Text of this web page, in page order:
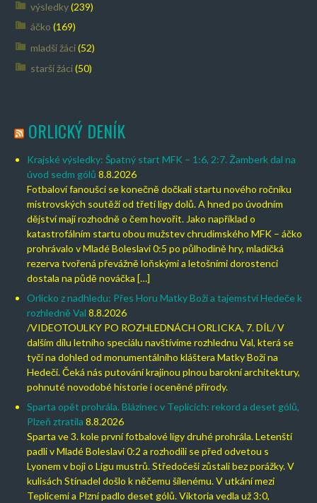
výsledky(239)
áčko (169)
mladší žáci(52)
starší žáci(50)
ORLICKÝ DENÍK
Krajské výsledky: Špatný start MFK – 1:6, 2:7. Žamberk dal na
úvod sedm gólů 8.8.2026
Fotbaloví fanoušci se konečně dočkali startu nového ročníku
mistrovských soutěží od třetí ligy dolů. A hned po úvodním
dějství mají rozhodně o čem hovořit. Jako například o
katastrofálním startu obou mužstev chrudimského MFK – áčko
prohrávalo v Mladé Boleslavi 0:5 po půlhodině hry, mladičká
rezerva tvořená převážně loňskými a letošními dorostenci
dostala na půdě nováčka […]
Orlicko z nadhledu: Přes Horu Matky Boží a tajemství Hedeče k
rozhledně Val 8.8.2026
/VIDEOTOULKY PO ROZHLEDNÁCH ORLICKA, 7. DÍL/ V
dalším dílu letního speciálu navštívíme rozhlednu Val, která se
tyčí na dohled od monumentálního kláštera Matky Boží na
Hedeči. Čeká nás putování krajinou plnou barokní architektury,
pohnuté novodobé historie i oceněné přírody.
Sparta opět prohrála. Blázinec v Teplicích: rekord a deset gólů,
Plzeň ztratila 8.8.2026
Sparta ve 3. kole první fotbalové ligy druhé prohrála. Letenští
padli v Mladé Boleslavi 0:2 a rozhodili se před odvetou s
Lyonem v boji o Ligu mustrů. Středočeši zůstali bez porážky. V
kulisách Stínadel došlo k něčemu šílenému. V utkání mezi
Teplicemi a Plzní padlo deset gólů. Viktoria vedla už 3:0,